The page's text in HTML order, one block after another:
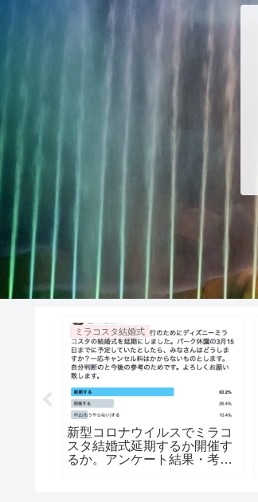
ミラコスタ結婚式
新型コロナウイルスでミラコ
スタ結婚式延期するか開催す
るか。アンケート結果・考